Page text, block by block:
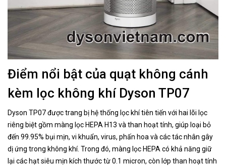
Điểm nổi bật của quạt không cánh
kèm lọc không khí Dyson TP07
Dyson TP07 được trang bị hệ thống lọc khí tiên tiến với hai lõi lọc
riêng biệt gồm màng lọc HEPA H13 và than hoạt tính, giúp loại bỏ
đến 99.95% bụi mịn, vi khuẩn, virus, phấn hoa và các tác nhân gây
dị ứng trong không khí. Trong đó, màng lọc HEPA có khả năng giữ
lại các hạt siêu mịn kích thước từ 0.1 micron, còn lớp than hoạt tính